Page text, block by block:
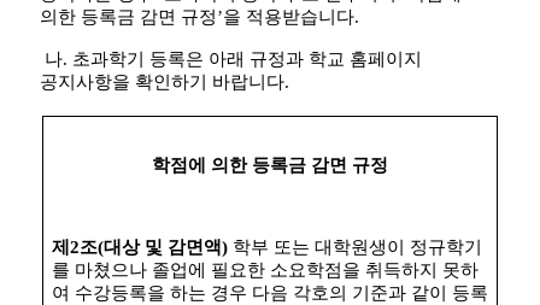
의한 등록금 감면 규정’을 적용받습니다.
나. 초과학기 등록은 아래 규정과 학교 홈페이지
공지사항을 확인하기 바랍니다.
학점에 의한 등록금 감면 규정
제 2조(대상 및 감면액) 학부 또는 대학원생이 정규학기
를 마쳤으나 졸업에 필요한 소요학점을 취득하지 못하
여 수강등록을 하는 경우 다음 각호의 기준과 같이 등록